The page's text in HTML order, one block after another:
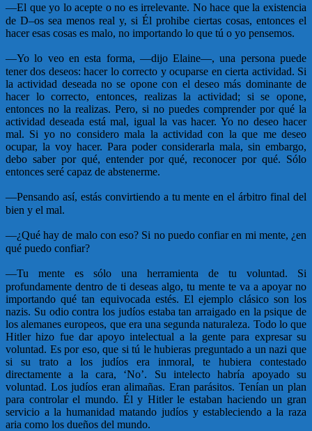
—El que yo lo acepte o no es irrelevante. No hace que la existencia
de D–os sea menos real y, si Él prohibe ciertas cosas, entonces el
hacer esas cosas es malo, no importando lo que tú o yo pensemos.
—Yo lo veo en esta forma, —dijo Elaine—, una persona puede
tener dos deseos: hacer lo correcto y ocuparse en cierta actividad. Si
la actividad deseada no se opone con el deseo más dominante de
hacer lo correcto, entonces, realizas la actividad; si se opone,
entonces no la realizas. Pero, si no puedes comprender por qué la
actividad deseada está mal, igual la vas hacer. Yo no deseo hacer
mal. Si yo no considero mala la actividad con la que me deseo
ocupar, la voy hacer. Para poder considerarla mala, sin embargo,
debo saber por qué, entender por qué, reconocer por qué. Sólo
entonces seré capaz de abstenerme.
—Pensando así, estás convirtiendo a tu mente en el árbitro final del
bien y el mal.
—¿Qué hay de malo con eso? Si no puedo confiar en mi mente, ¿en
qué puedo confiar?
—Tu mente es sólo una herramienta de tu voluntad. Si
profundamente dentro de ti deseas algo, tu mente te va a apoyar no
importando qué tan equivocada estés. El ejemplo clásico son los
nazis. Su odio contra los judíos estaba tan arraigado en la psique de
los alemanes europeos, que era una segunda naturaleza. Todo lo que
Hitler hizo fue dar apoyo intelectual a la gente para expresar su
voluntad. Es por eso, que si tú le hubieras preguntado a un nazi que
si su trato a los judíos era inmoral, te hubiera contestado
directamente a la cara, ‘No’. Su intelecto habría apoyado su
voluntad. Los judíos eran alimañas. Eran parásitos. Tenían un plan
para controlar el mundo. Él y Hitler le estaban haciendo un gran
servicio a la humanidad matando judíos y estableciendo a la raza
aria como los dueños del mundo.